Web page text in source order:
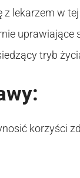
z lekarzem w
uprawiające
tryb
korzyści